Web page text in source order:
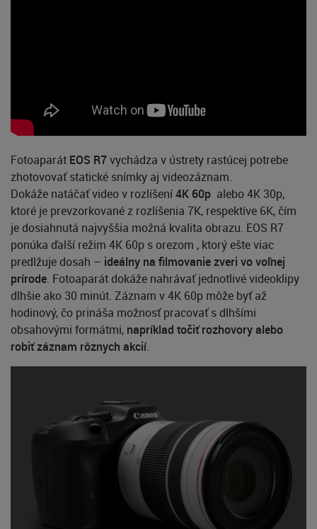
Fotoaparát EOS R7vychádza v ústrety rastúcej potrebe
zhotovovať statické snímky aj videozáznam.
Dokáže natáčať video v rozlíšení4K 60p alebo 4K 30p,
ktoré je prevzorkované z rozlíšenia 7K, respektíve 6K, čím
je dosiahnutá najvyššia možná kvalita obrazu. EOS R7
ponúka ďalší režim 4K 60p s orezom , ktorý ešte viac
predlžuje dosah – ideálny na filmovanie zveri vo voľnej
prírode. Fotoaparát dokáže nahrávať jednotlivé videoklipy
dlhšie ako 30 minút. Záznam v 4K 60p môže byť až
hodinový, čo prináša možnosť pracovať s dlhšími
obsahovými formátmi, napríklad točiť rozhovory alebo
robiť záznam rôznych akcií.